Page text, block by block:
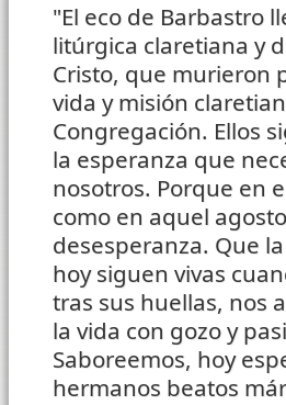
"El eco de Barbastro
litúrgica claretiana y
Cristo, que murieron
vida y misión
Congregación. Ellos
la esperanza que
nosotros. Porque en
como en aquel
desesperanza. Que
hoy siguen vivas
tras sus huellas, nos
la vida con gozo y
Saboreemos, hoy
hermanos beatos